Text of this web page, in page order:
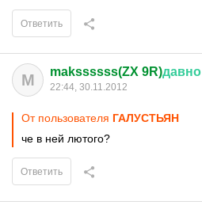
Ответить
M makssssss(ZX 9R)давно
22:44, 30.11.2012
От пользователя ГАЛУСТЬЯН
че в ней лютого?
Ответить